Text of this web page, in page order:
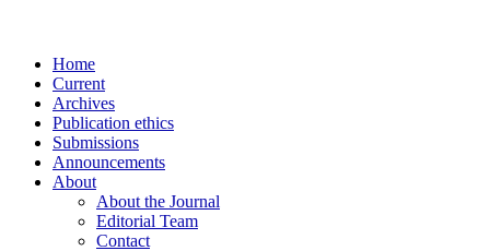
Home
Current
Archives
Publication ethics
Submissions
Announcements
About
About the Journal
Editorial Team
Contact